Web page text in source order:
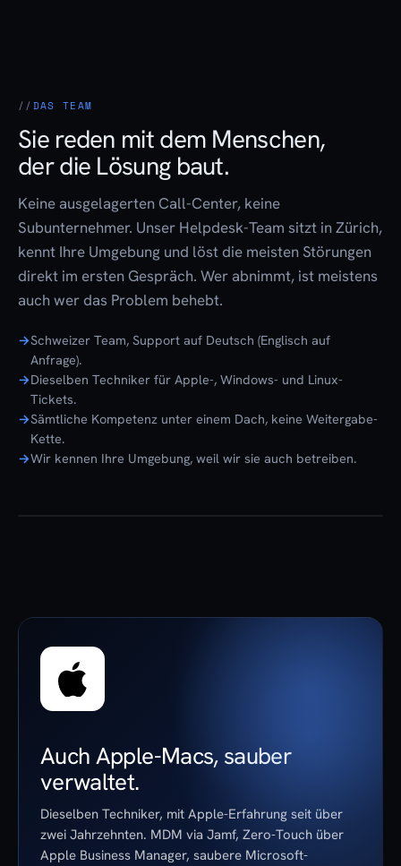
DAS TEAM
Sie reden mit dem Menschen,
der die Lösung baut.
Keine ausgelagerten Call-Center, keine
Subunternehmer. Unser Helpdesk-Team sitzt in Zürich,
kennt Ihre Umgebung und löst die meisten Störungen
direkt im ersten Gespräch. Wer abnimmt, ist meistens
auch wer das Problem behebt.
Schweizer Team, Support auf Deutsch (Englisch auf
Anfrage).
Dieselben Techniker für Apple-, Windows- und Linux-
Tickets.
Sämtliche Kompetenz unter einem Dach, keine Weitergabe-
Kette.
Wir kennen Ihre Umgebung, weil wir sie auch betreiben.
Auch Apple-Macs, sauber
verwaltet.
Dieselben Techniker, mit Apple-Erfahrung seit über
zwei Jahrzehnten. MDM via Jamf, Zero-Touch über
Apple Business Manager, saubere Microsoft-